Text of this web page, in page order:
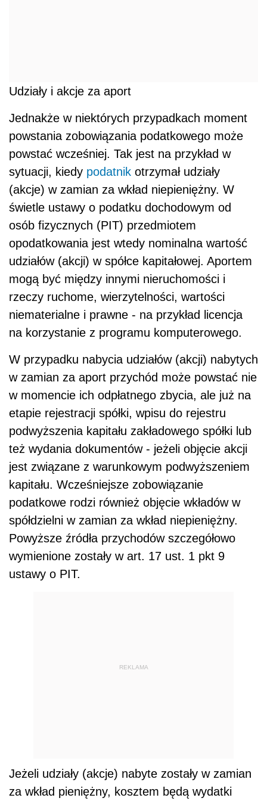
Udziały i akcje za aport
Jednakże w niektórych przypadkach moment
powstania zobowiązania podatkowego może
powstać wcześniej. Tak jest na przykład w
sytuacji, kiedy podatnik otrzymał udziały
(akcje) w zamian za wkład niepieniężny. W
świetle ustawy o podatku dochodowym od
osób fizycznych (PIT) przedmiotem
opodatkowania jest wtedy nominalna wartość
udziałów (akcji) w spółce kapitałowej. Aportem
mogą być między innymi nieruchomości i
rzeczy ruchome, wierzytelności, wartości
niematerialne i prawne - na przykład licencja
na korzystanie z programu komputerowego.
W przypadku nabycia udziałów (akcji) nabytych
w zamian za aport przychód może powstać nie
w momencie ich odpłatnego zbycia, ale już na
etapie rejestracji spółki, wpisu do rejestru
podwyższenia kapitału zakładowego spółki lub
też wydania dokumentów - jeżeli objęcie akcji
jest związane z warunkowym podwyższeniem
kapitału. Wcześniejsze zobowiązanie
podatkowe rodzi również objęcie wkładów w
spółdzielni w zamian za wkład niepieniężny.
Powyższe źródła przychodów szczegółowo
wymienione zostały w art. 17 ust. 1 pkt 9
ustawy o PIT.
REKLAMA
Jeżeli udziały (akcje) nabyte zostały w zamian
za wkład pieniężny, kosztem będą wydatki